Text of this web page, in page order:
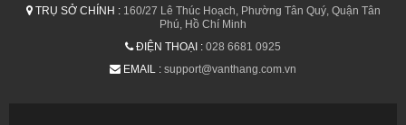
TRỤ SỞ CHÍNH :160/27 Lê Thúc Hoạch, Phường Tân Quý, Quận Tân
Phú, Hồ Chí Minh
ĐIỆN THOẠI : 028 6681 0925
EMAIL : support@vanthang.com.vn